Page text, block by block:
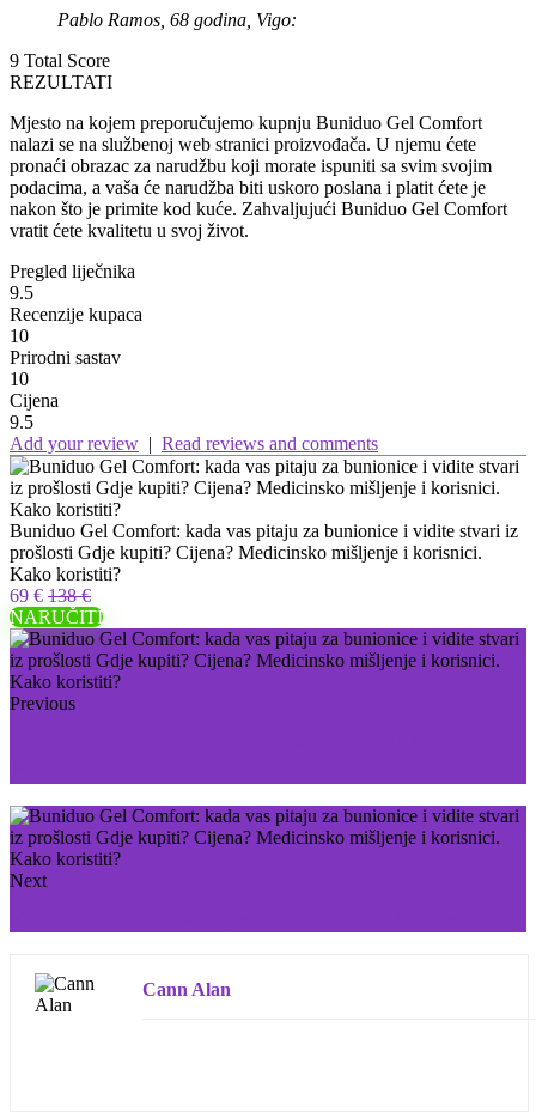
Pablo Ramos, 68 godina, Vigo:
9 Total Score
REZULTATI
Mjesto na kojem preporučujemo kupnju Buniduo Gel Comfort
nalazi se na službenoj web stranici proizvođača. U njemu ćete
pronaći obrazac za narudžbu koji morate ispuniti sa svim svojim
podacima, a vaša će narudžba biti uskoro poslana i platit ćete je
nakon što je primite kod kuće. Zahvaljujući Buniduo Gel Comfort
vratit ćete kvalitetu u svoj život.
Pregled liječnika
9.5
Recenzije kupaca
10
Prirodni sastav
10
Cijena
9.5
Add your review | Read reviews and comments
Buniduo Gel Comfort: kada vas pitaju za bunionice i vidite stvari iz
prošlosti Gdje kupiti? Cijena? Medicinsko mišljenje i korisnici.
Kako koristiti?
69 € 138 €
NARUČITI
Previous
Next
Cann Alan